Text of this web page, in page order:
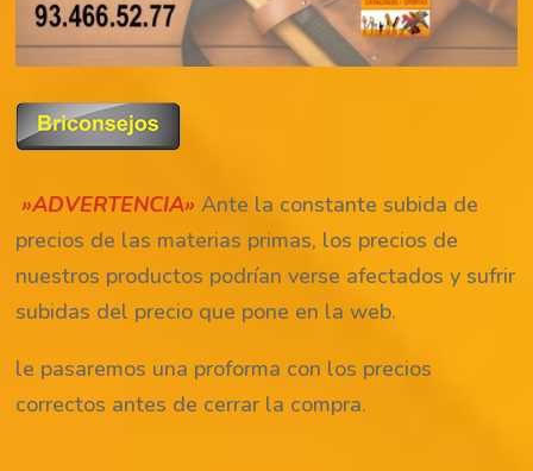
»ADVERTENCIA» Ante la constante subida de
precios de las materias primas, los precios de
nuestros productos podrían verse afectados y sufrir
subidas del precio que pone en la web.
le pasaremos una proforma con los precios
correctos antes de cerrar la compra.